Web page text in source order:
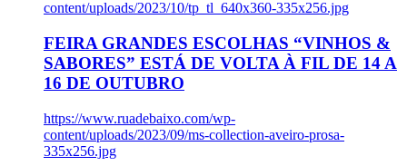
content/uploads/2023/10/tp_tl_640x360-335x256.jpg
FEIRA GRANDES ESCOLHAS “VINHOS &
SABORES” ESTÁ DE VOLTA À FIL DE 14 A
16 DE OUTUBRO
https://www.ruadebaixo.com/wp-
content/uploads/2023/09/ms-collection-aveiro-prosa-
335x256.jpg